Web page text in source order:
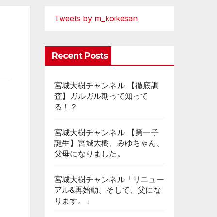
Tweets by m_koikesan
Recent Posts
宮城大樹チャンネル 【徹底調
査】ガルガル期って知って
る！？
宮城大樹チャンネル 【第一子
誕生】宮城大樹、みゆちゃん、
父母になりました。
宮城大樹チャンネル「リニュー
アル&再始動、そして、父にな
ります。」